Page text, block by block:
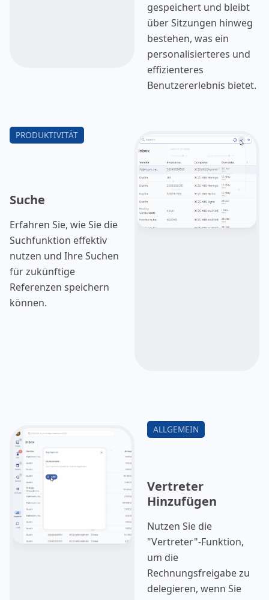
gespeichert und bleibt
über Sitzungen hinweg
bestehen, was ein
personalisierteres und
effizienteres
Benutzererlebnis bietet.
Suche
Erfahren Sie, wie Sie die
Suchfunktion effektiv
nutzen und Ihre Suchen
für zukünftige
Referenzen speichern
können.
Vertreter
Hinzufügen
Nutzen Sie die
"Vertreter"-Funktion,
um die
Rechnungsfreigabe zu
delegieren, wenn Sie